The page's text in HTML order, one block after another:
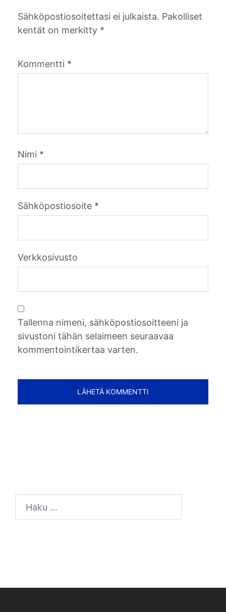
Sähköpostiosoitettasi ei julkaista. Pakolliset
kentät on merkitty *
Kommentti *
Nimi *
Sähköpostiosoite *
Verkkosivusto
Tallenna nimeni, sähköpostiosoitteeni ja
sivustoni tähän selaimeen seuraavaa
kommentointikertaa varten.